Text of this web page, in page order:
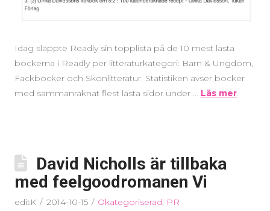
Idag släppte Readly sin topplista på de 10 mest lästa
böckerna i Readly per litteraturkategori: Barn & Ungdom,
Fackböcker och Skönlitteratur. Statistiken avser böcker
med sammanräknat flest lästa sidor under … Läs mer
David Nicholls är tillbaka
med feelgoodromanen Vi
editK 2014-10-15 Okategoriserad, PR